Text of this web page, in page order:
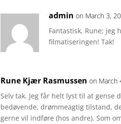
admin on March 3,
Fantastisk, Rune; jeg
filmatiseringen! Tak!
Rune Kjær Rasmussen on March
Selv tak. Jeg får helt lyst til at
bedøvende, drømmeagtig tilstand,
gerne vil indføre (hos andre). Som